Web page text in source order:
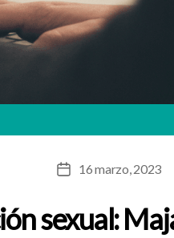
Fecha
entrada
16 marzo, 2023
sexual: